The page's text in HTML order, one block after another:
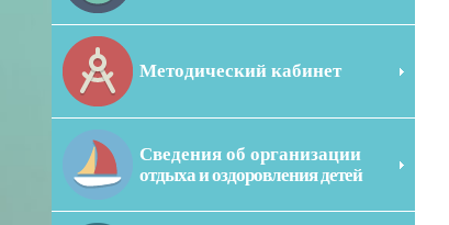
Методический кабинет
Сведения об организации
отдыха и оздоровления детей